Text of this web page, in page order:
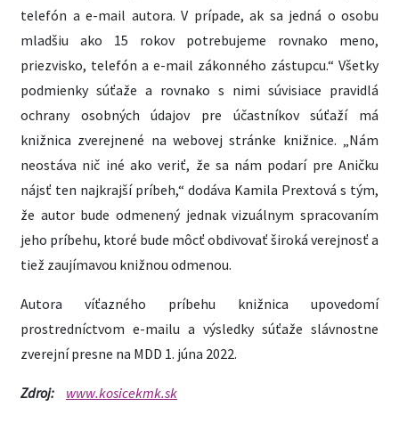
telefón a e-mail autora. V prípade, ak sa jedná o osobu
mladšiu ako 15 rokov potrebujeme rovnako meno,
priezvisko, telefón a e-mail zákonného zástupcu.“ Všetky
podmienky súťaže a rovnako s nimi súvisiace pravidlá
ochrany osobných údajov pre účastníkov súťaží má
knižnica zverejnené na webovej stránke knižnice. „Nám
neostáva nič iné ako veriť, že sa nám podarí pre Aničku
nájsť ten najkrajší príbeh,“ dodáva Kamila Prextová s tým,
že autor bude odmenený jednak vizuálnym spracovaním
jeho príbehu, ktoré bude môcť obdivovať široká verejnosť a
tiež zaujímavou knižnou odmenou.
Autora víťazného príbehu knižnica upovedomí
prostredníctvom e-mailu a výsledky súťaže slávnostne
zverejní presne na MDD 1. júna 2022.
Zdroj: www.kosicekmk.sk